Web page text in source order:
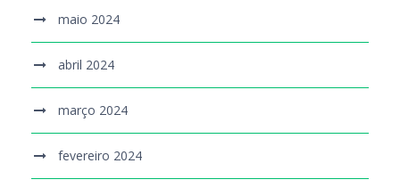
maio 2024
abril 2024
março 2024
fevereiro 2024